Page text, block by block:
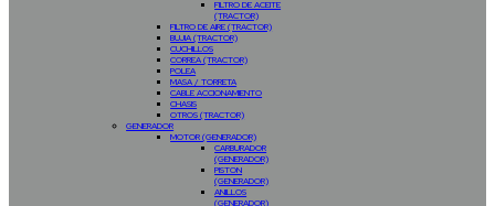
FILTRO DE ACEITE
(TRACTOR)
FILTRO DE AIRE (TRACTOR)
BUJIA (TRACTOR)
CUCHILLOS
CORREA (TRACTOR)
POLEA
MASA / TORRETA
CABLE ACCIONAMIENTO
CHASIS
OTROS (TRACTOR)
GENERADOR
MOTOR (GENERADOR)
CARBURADOR
(GENERADOR)
PISTON
(GENERADOR)
ANILLOS
(GENERADOR)